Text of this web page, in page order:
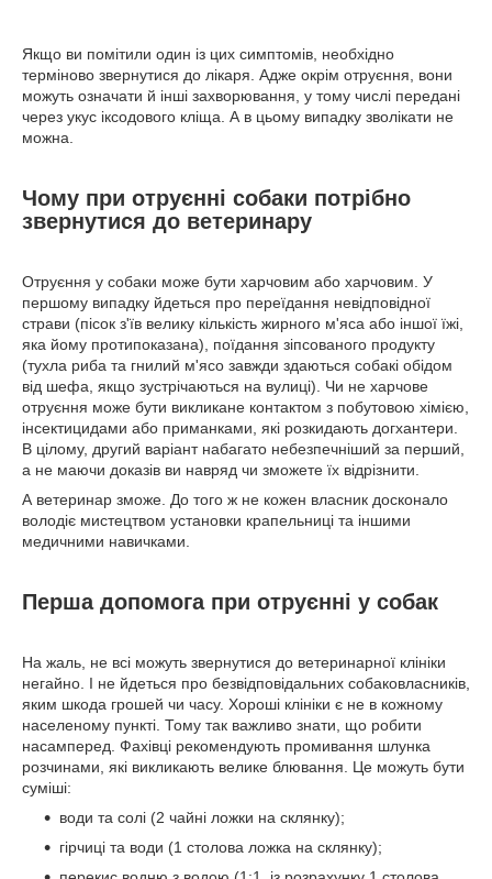
Якщо ви помітили один із цих симптомів, необхідно
терміново звернутися до лікаря. Адже окрім отруєння, вони
можуть означати й інші захворювання, у тому числі передані
через укус іксодового кліща. А в цьому випадку зволікати не
можна.
Чому при отруєнні собаки потрібно
звернутися до ветеринару
Отруєння у собаки може бути харчовим або харчовим. У
першому випадку йдеться про переїдання невідповідної
страви (пісок з'їв велику кількість жирного м'яса або іншої їжі,
яка йому протипоказана), поїдання зіпсованого продукту
(тухла риба та гнилий м'ясо завжди здаються собакі обідом
від шефа, якщо зустрічаються на вулиці). Чи не харчове
отруєння може бути викликане контактом з побутовою хімією,
інсектицидами або приманками, які розкидають догхантери.
В цілому, другий варіант набагато небезпечніший за перший,
а не маючи доказів ви навряд чи зможете їх відрізнити.
А ветеринар зможе. До того ж не кожен власник досконало
володіє мистецтвом установки крапельниці та іншими
медичними навичками.
Перша допомога при отруєнні у собак
На жаль, не всі можуть звернутися до ветеринарної клініки
негайно. І не йдеться про безвідповідальних собаковласників,
яким шкода грошей чи часу. Хороші клініки є не в кожному
населеному пункті. Тому так важливо знати, що робити
насамперед. Фахівці рекомендують промивання шлунка
розчинами, які викликають велике блювання. Це можуть бути
суміші:
води та солі (2 чайні ложки на склянку);
гірчиці та води (1 столова ложка на склянку);